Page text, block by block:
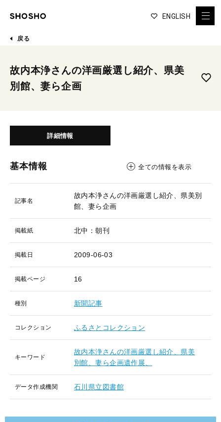
ENGLISH
戻る
故内本浄さんの洋画厳選し紹介、県美
別館、妻ら企画
詳細情報
基本情報 全ての情報を表示
記事名
故内本浄さんの洋画厳選し紹介、県美別
館、妻ら企画
掲載紙 北中：朝刊
掲載日 2009-06-03
掲載ページ 16
種別 新聞記事
コレクション ふるさとコレクション
キーワード
故内本浄さんの洋画厳選し紹介、県美
別館、妻ら企画遺作展、
データ作成機関 石川県立図書館